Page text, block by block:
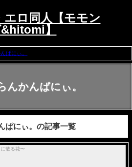
エロ同人【モモン
】
ぱにぃ。
んかんぱにぃ。
ぱにぃ。の記事一覧